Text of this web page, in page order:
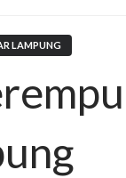
LAMPUNG